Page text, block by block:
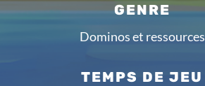
GENRE
Dominos et ressources
TEMPS DE JEU